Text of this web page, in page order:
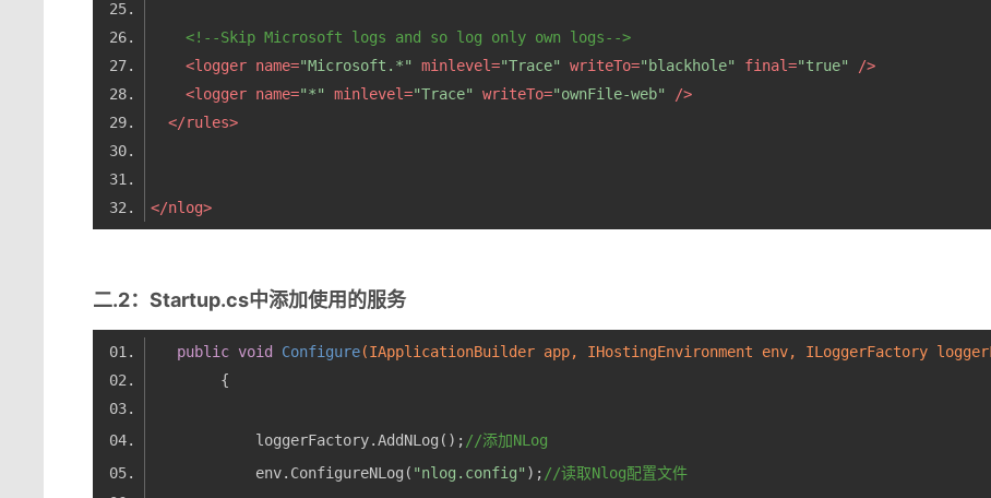
<!--Skip Microsoft logs and so log only own logs-->
<logger name="Microsoft.*" minlevel="Trace" writeTo="blackhole" final="true"
/>
<logger name="*" minlevel="Trace" writeTo="ownFile-web"
/>
</rules>
</nlog>
二.2：Startup.cs中添加使用的服务
public void Configure(IApplicationBuilder app, IHostingEnvironment env, ILoggerFactory
loggerFactory.AddNLog(); //添加NLog
env.ConfigureNLog( "nlog.config" ); //读取Nlog配置文件